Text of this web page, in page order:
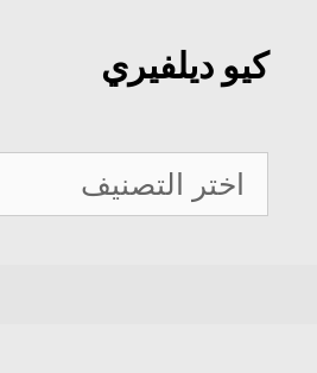
كيو ديلفيري
كيو
ديلفيري